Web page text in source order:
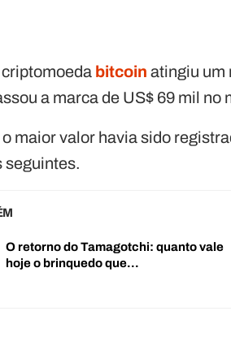
bitcoin atingiu um
a marca de US$ 69 mil no
maior valor havia sido
seguintes.
O retorno do Tamagotchi: quanto vale
hoje o brinquedo que…